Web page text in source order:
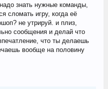
знать нужные команды,
сломать игру, когда её
не утрируй. и плиз,
сообщения и делай что
что ты делаешь
вообще на половину